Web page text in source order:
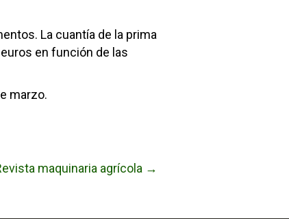
La cuantía de la prima
en función de las
marzo.
maquinaria agrícola →